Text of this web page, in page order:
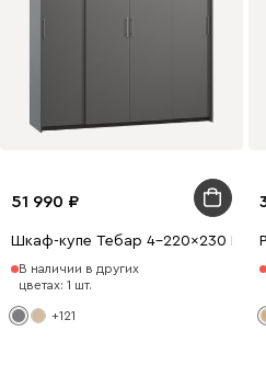
51 990
Шкаф-купе Тебар 4-220x230
В наличии в других
цветах: 1 шт.
+121